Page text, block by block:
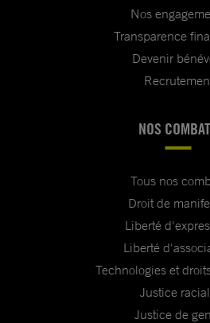
Nos
Transparence
Devenir
NOS
Tous nos
Droit de
Liberté
Liberté
Technologies et
Justice
Justice de